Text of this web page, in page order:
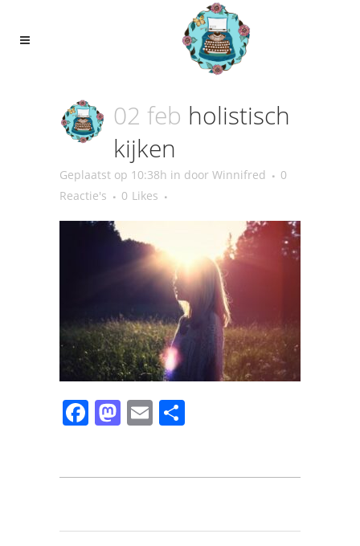
02 feb holistisch
kijken
Geplaatst op 10:38h in door Winnifred
0
Reactie's
0 Likes
Facebook
Mastodon
Email